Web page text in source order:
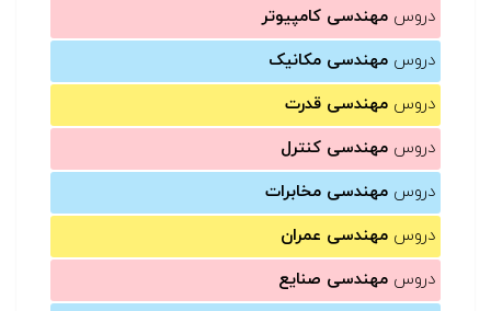
دروس مهندسی کامپیوتر
دروس مهندسی مکانیک
دروس مهندسی قدرت
دروس مهندسی کنترل
دروس مهندسی مخابرات
دروس مهندسی عمران
دروس مهندسی صنایع